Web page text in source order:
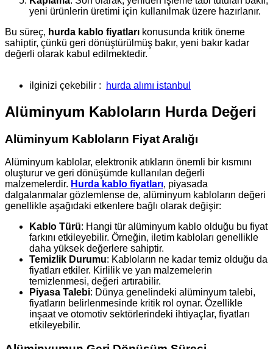
yeni ürünlerin üretimi için kullanılmak üzere hazırlanır.
Bu süreç, hurda kablo fiyatları konusunda kritik öneme
sahiptir, çünkü geri dönüştürülmüş bakır, yeni bakır kadar
değerli olarak kabul edilmektedir.
ilginizi çekebilir : hurda alımı istanbul
Alüminyum Kabloların Hurda Değeri
Alüminyum Kabloların Fiyat Aralığı
Alüminyum kablolar, elektronik atıkların önemli bir kısmını
oluşturur ve geri dönüşümde kullanılan değerli
malzemelerdir. Hurda kablo fiyatları, piyasada
dalgalanmalar gözlemlense de, alüminyum kabloların değeri
genellikle aşağıdaki etkenlere bağlı olarak değişir:
Kablo Türü: Hangi tür alüminyum kablo olduğu bu fiyat
farkını etkileyebilir. Örneğin, iletim kabloları genellikle
daha yüksek değerlere sahiptir.
Temizlik Durumu: Kabloların ne kadar temiz olduğu da
fiyatları etkiler. Kirlilik ve yan malzemelerin
temizlenmesi, değeri artırabilir.
Piyasa Talebi: Dünya genelindeki alüminyum talebi,
fiyatların belirlenmesinde kritik rol oynar. Özellikle
inşaat ve otomotiv sektörlerindeki ihtiyaçlar, fiyatları
etkileyebilir.